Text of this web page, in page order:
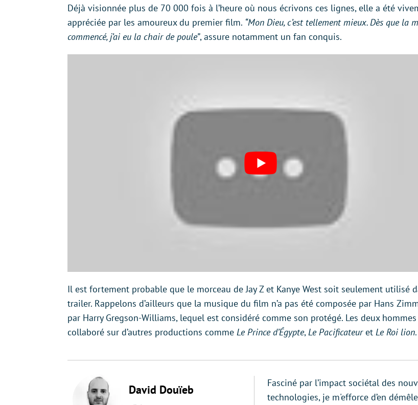
Déjà visionnée plus de 70 000 fois à l’heure où nous écrivons ces lignes, elle a été
appréciée par les amoureux du premier film. “Mon Dieu, c’est tellement mieux. Dès que la
commencé, j’ai eu la chair de poule”, assure notamment un fan conquis.
Il est fortement probable que le morceau de Jay Z et Kanye West soit seulement utilisé
trailer. Rappelons d’ailleurs que la musique du film n’a pas été composée par Hans
par Harry Gregson-Williams, lequel est considéré comme son protégé. Les deux
collaboré sur d’autres productions comme Le Prince d’Égypte,Le Pacificateuret Le Roi lion.
David Douïeb
Fasciné par l’impact sociétal des
technologies, je m'efforce d’en